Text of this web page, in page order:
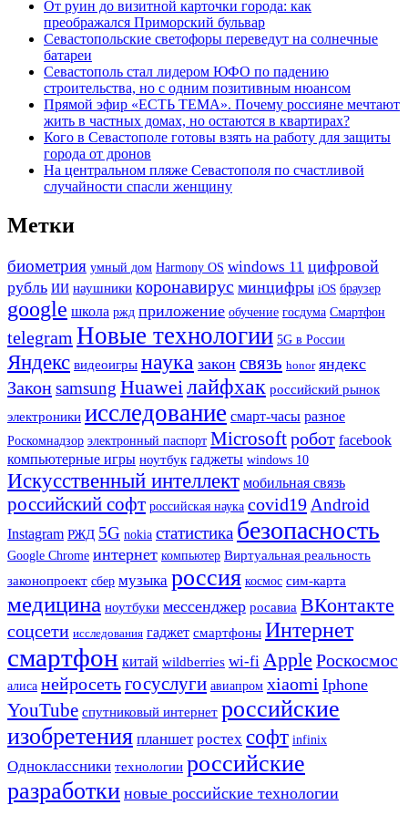
От руин до визитной карточки города: как
преображался Приморский бульвар
Севастопольские светофоры переведут на солнечные
батареи
Севастополь стал лидером ЮФО по падению
строительства, но с одним позитивным нюансом
Прямой эфир «ЕСТЬ ТЕМА». Почему россияне мечтают
жить в частных домах, но остаются в квартирах?
Кого в Севастополе готовы взять на работу для защиты
города от дронов
На центральном пляже Севастополя по счастливой
случайности спасли женщину
Метки
биометрия умный дом Harmony OS windows 11 цифровой
рубль ИИ наушники коронавирус минцифры iOS браузер
google школа ржд приложение обучение госдума Смартфон
telegram Новые технологии 5G в России
Яндекс видеоигры наука закон связь honor яндекс
Законsamsung Huaweiлайфхак российский рынок
электроники исследование смарт-часы разное
Роскомнадзор электронный паспорт Microsoftробот facebook
компьютерные игры ноутбук гаджеты windows 10
Искусственный интеллект мобильная связь
российский софт российская наука covid19 Android
Instagram РЖД 5G nokia статистика безопасность
Google Chrome интернет компьютер Виртуальная реальность
законопроект сбер музыка россия космос сим-карта
медицина ноутбуки мессенджер росавиа ВКонтакте
соцсети исследования гаджет смартфоны Интернет
смартфон китай wildberries wi-fi Apple Роскосмос
алиса нейросетьгосуслуги авиапром xiaomi Iphone
YouTube спутниковый интернет российские
изобретения планшет ростех софт infinix
Одноклассники технологии российские
разработки новые российские технологии